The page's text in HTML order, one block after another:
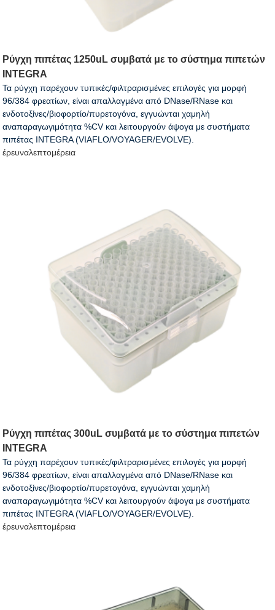
Ρύγχη πιπέτας 1250uL συμβατά με το σύστημα πιπετών
INTEGRA
Τα ρύγχη παρέχουν τυπικές/φιλτραρισμένες επιλογές για μορφή
96/384 φρεατίων, είναι απαλλαγμένα από DNase/RNase και
ενδοτοξίνες/βιοφορτίο/πυρετογόνα, εγγυώνται χαμηλή
αναπαραγωγιμότητα %CV και λειτουργούν άψογα με συστήματα
πιπέτας INTEGRA (VIAFLO/VOYAGER/EVOLVE).
έρευναλεπτομέρεια
Ρύγχη πιπέτας 300uL συμβατά με το σύστημα πιπετών
INTEGRA
Τα ρύγχη παρέχουν τυπικές/φιλτραρισμένες επιλογές για μορφή
96/384 φρεατίων, είναι απαλλαγμένα από DNase/RNase και
ενδοτοξίνες/βιοφορτίο/πυρετογόνα, εγγυώνται χαμηλή
αναπαραγωγιμότητα %CV και λειτουργούν άψογα με συστήματα
πιπέτας INTEGRA (VIAFLO/VOYAGER/EVOLVE).
έρευναλεπτομέρεια